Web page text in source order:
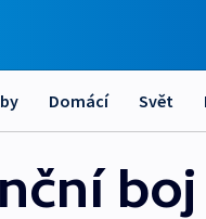
Domácí Svět